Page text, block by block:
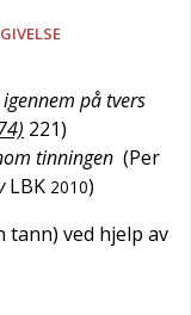
på tvers
221)
tinningen (Per
LBK 2010)
tann) ved hjelp av